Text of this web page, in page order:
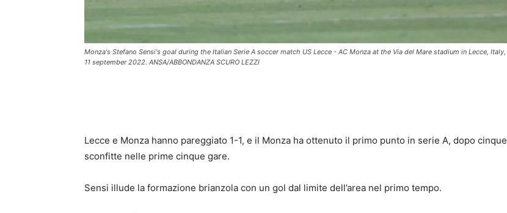
Monza's Stefano Sensi's goal during the Italian Serie A soccer match US Lecce - AC Monza at the Via del Mare stadium in Lecce, Italy,
11 september 2022. ANSA/ABBONDANZA SCURO LEZZI
Lecce e Monza hanno pareggiato 1-1, e il Monza ha ottenuto il primo punto in serie A, dopo cinque
sconfitte nelle prime cinque gare.
Sensi illude la formazione brianzola con un gol dal limite dell’area nel primo tempo.